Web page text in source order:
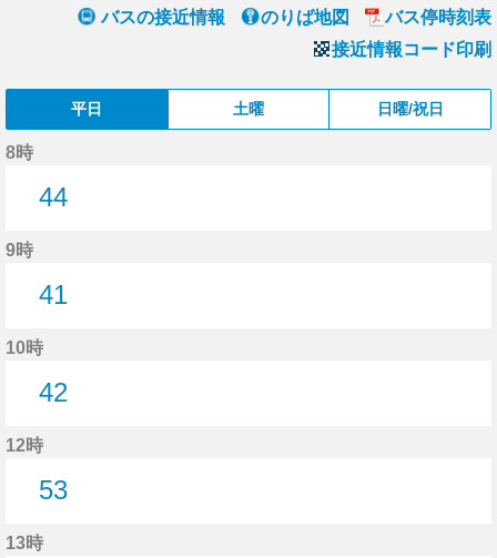
バスの接近情報 のりば地図
バス停時刻表
接近情報コード印刷
平日 土曜 日曜/祝日
8時
44
9時
41
10時
42
12時
53
13時